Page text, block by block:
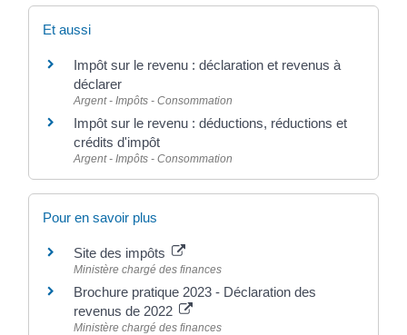
Et aussi
Impôt sur le revenu : déclaration et revenus à
déclarer
Argent - Impôts - Consommation
Impôt sur le revenu : déductions, réductions et
crédits d'impôt
Argent - Impôts - Consommation
Pour en savoir plus
Site des impôts
Ministère chargé des finances
Brochure pratique 2023 - Déclaration des
revenus de 2022
Ministère chargé des finances